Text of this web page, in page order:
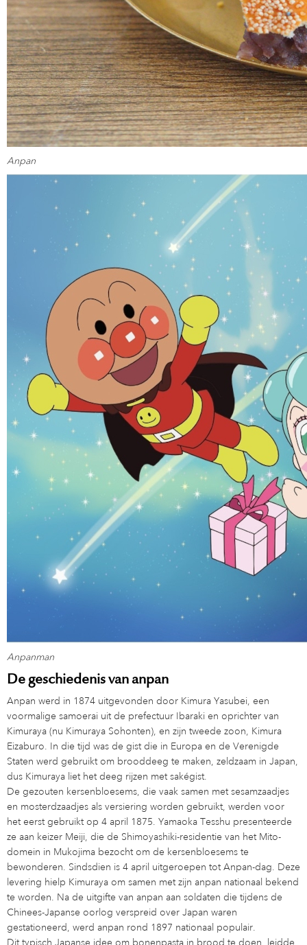
Anpan
Anpanman
De geschiedenis van anpan
Anpan werd in 1874 uitgevonden door Kimura Yasubei, een
voormalige samoerai uit de prefectuur Ibaraki en oprichter van
Kimuraya (nu Kimuraya Sohonten), en zijn tweede zoon, Kimura
Eizaburo. In die tijd was de gist die in Europa en de Verenigde
Staten werd gebruikt om brooddeeg te maken, zeldzaam in Japan,
dus Kimuraya liet het deeg rijzen met sakégist.
De gezouten kersenbloesems, die vaak samen met sesamzaadjes
en mosterdzaadjes als versiering worden gebruikt, werden voor
het eerst gebruikt op 4 april 1875. Yamaoka Tesshu presenteerde
ze aan keizer Meiji, die de Shimoyashiki-residentie van het Mito-
domein in Mukojima bezocht om de kersenbloesems te
bewonderen. Sindsdien is 4 april uitgeroepen tot Anpan-dag. Deze
levering hielp Kimuraya om samen met zijn anpan nationaal bekend
te worden. Na de uitgifte van anpan aan soldaten die tijdens de
Chinees-Japanse oorlog verspreid over Japan waren
gestationeerd, werd anpan rond 1897 nationaal populair.
Dit typisch Japanse idee om bonenpasta in brood te doen, leidde